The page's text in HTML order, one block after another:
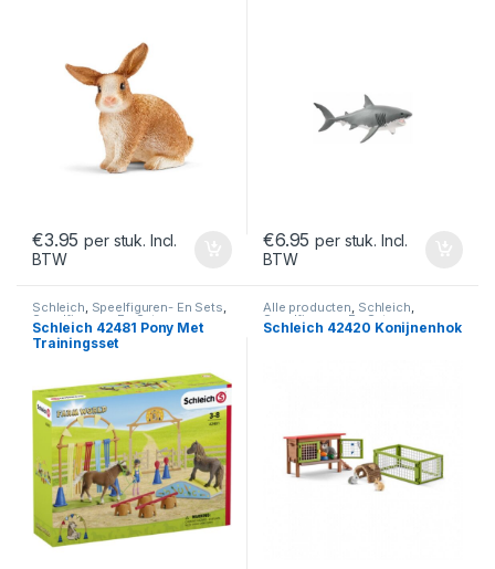
€3.95 per stuk. Incl.
BTW
€6.95 per stuk. Incl.
BTW
Schleich, Speelfiguren- En Sets,
Speelfiguren- En Sets
Schleich 42481 Pony Met
Trainingsset
Alle producten, Schleich,
Speelfiguren- En Sets
Speelfiguren- En Sets
Schleich 42420 Konijnenhok